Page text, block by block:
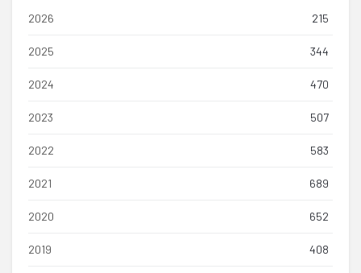
2026 215
2025 344
2024 470
2023 507
2022 583
2021 689
2020 652
2019 408